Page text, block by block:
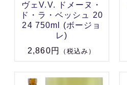
ヴェV.V. ドメーヌ・
ド・ラ・ベッシュ 20
24 750ml (ボージョ
レ)
2,860円
（税込み）